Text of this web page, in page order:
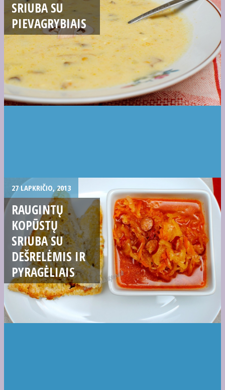
SRIUBA SU
PIEVAGRYBIAIS
27 LAPKRIČIO, 2013
RAUGINTŲ
KOPŪSTŲ
SRIUBA SU
DEŠRELĖMIS IR
PYRAGĖLIAIS